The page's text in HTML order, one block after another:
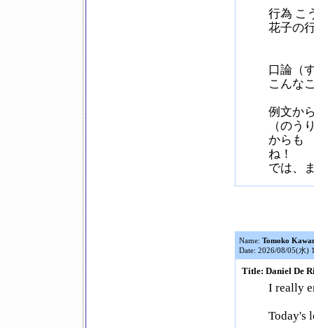
行為 こ
花子の
口論（
こんな
例文か
（の
からも
ね！
では、
Name: Tomoko
Date: 2026/08/05(水)
Title: Daniel De
I really
Today's